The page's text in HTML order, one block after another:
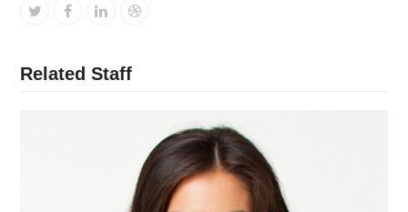
TwitterFacebook
LinkedinDribbble
Related Staff